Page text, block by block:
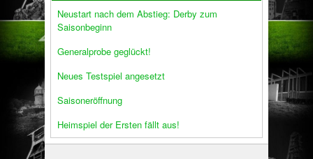
Neustart nach dem Abstieg: Derby zum
Saisonbeginn
Generalprobe geglückt!
Neues Testspiel angesetzt
Saisoneröffnung
Heimspiel der Ersten fällt aus!